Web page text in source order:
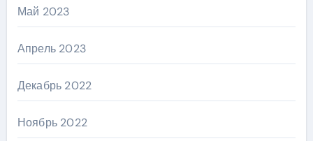
Май 2023
Апрель 2023
Декабрь 2022
Ноябрь 2022